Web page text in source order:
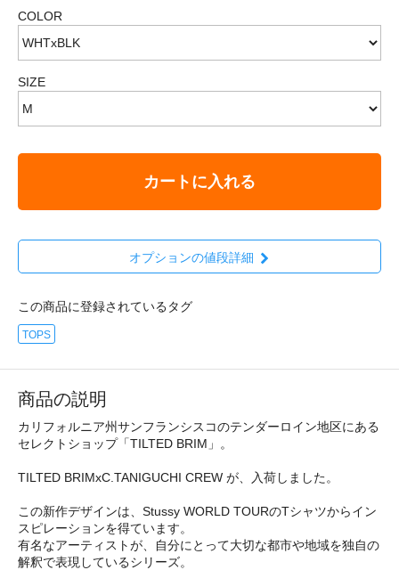
COLOR
SIZE
カートに入れる
オプションの値段詳細
この商品に登録されているタグ
TOPS
商品の説明
カリフォルニア州サンフランシスコのテンダーロイン地区にある
セレクトショップ「TILTED BRIM」。
TILTED BRIMxC.TANIGUCHI CREW が、入荷しました。
この新作デザインは、Stussy WORLD TOURのTシャツからイン
スピレーションを得ています。
有名なアーティストが、自分にとって大切な都市や地域を独自の
解釈で表現しているシリーズ。